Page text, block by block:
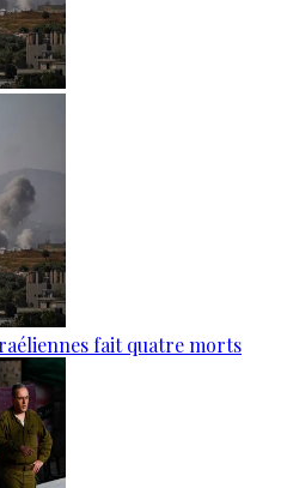
fait quatre morts